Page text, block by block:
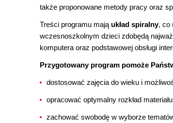
także proponowane metody pracy oraz
Treści programu mają układ spiralny, co
wczesnoszkolnym dzieci zdobędą
komputera oraz podstawowej obsługi
Przygotowany program pomoże
dostosować zajęcia do wieku i
opracować optymalny rozkład
zachować swobodę w wyborze